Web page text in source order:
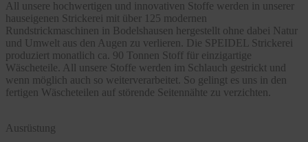
All unsere hochwertigen und innovativen Stoffe werden in unserer
hauseigenen Strickerei mit über 125 modernen
Rundstrickmaschinen in Bodelshausen hergestellt ohne dabei Natur
und Umwelt aus den Augen zu verlieren. Die SPEIDEL Strickerei
produziert monatlich ca. 90 Tonnen Stoff für einzigartige
Wäscheteile. All unsere Stoffe werden im Schlauch gestrickt und
wenn möglich auch so weiterverarbeitet. So gelingt es uns in den
fertigen Wäscheteilen auf störende Seitennähte zu verzichten.
Ausrüstung